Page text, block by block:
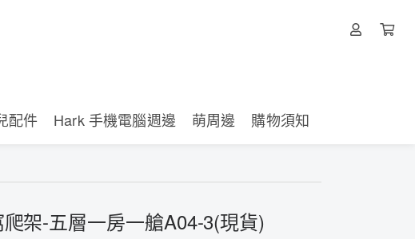
配件 Hark 手機電腦週邊 萌周邊 購物須知
架-五層一房一艙A04-3(現貨)